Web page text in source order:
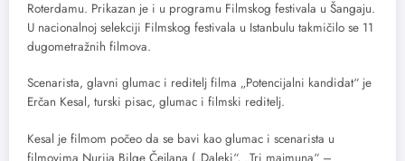
Roterdamu. Prikazan je i u programu Filmskog festivala u Šangaju.
U nacionalnoj selekciji Filmskog festivala u Istanbulu takmičilo se 11
dugometražnih filmova.
Scenarista, glavni glumac i reditelj filma „Potencijalni kandidat“ je
Erčan Kesal, turski pisac, glumac i filmski reditelj.
Kesal je filmom počeo da se bavi kao glumac i scenarista u
filmovima Nurija Bilge Čejlana („Daleki“, „Tri majmuna“ –